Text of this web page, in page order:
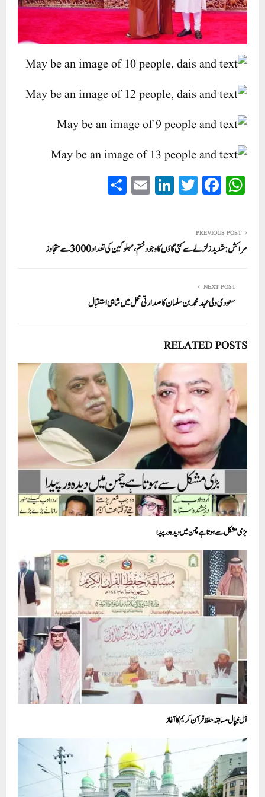
W
ha
A
pp
Fa
ce
ok
T
wi
r
Li
nk
In
E
m
PREVIOUS POST
مراکش: شدید زلزلے سے کئی گاؤں کا وجود ختم، مہلوکین کی تعداد3000 سے متجاوز
NEXT POST
سعودی ولی عہد محمد بن سلمان کا صدارتی محل میں شاہی استقبال
RELATED POSTS
بڑی مشکل سے ہوتا ہے چمن میں دیدہ ور پیدا
آل نیپال مسابقہ حفظ قرآن کریم کا آغاز